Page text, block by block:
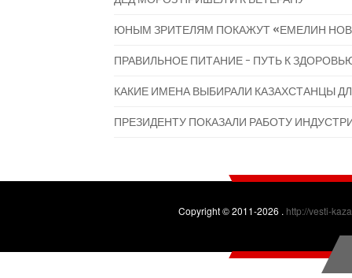
ЮНЫМ ЗРИТЕЛЯМ ПОКАЖУТ «ЕМЕЛИН
ПРАВИЛЬНОЕ ПИТАНИЕ - ПУТЬ К
КАКИЕ ИМЕНА ВЫБИРАЛИ КАЗАХСТАНЦЫ
ПРЕЗИДЕНТУ ПОКАЗАЛИ РАБОТУ
Copyright © 2011-2026 . http://vesti-